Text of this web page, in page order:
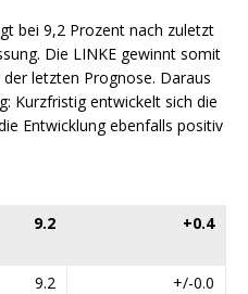
bei 9,2 Prozent nach zuletzt
Die LINKE gewinnt somit
letzten Prognose. Daraus
Kurzfristig entwickelt sich die
Entwicklung ebenfalls positiv
9.2 +0.4
9.2
+/-0.0